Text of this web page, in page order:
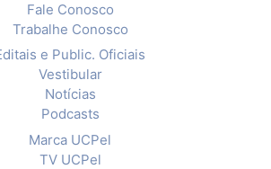
Fale Conosco
Trabalhe Conosco
e Public. Oficiais
Vestibular
Notícias
Podcasts
Marca UCPel
TV UCPel